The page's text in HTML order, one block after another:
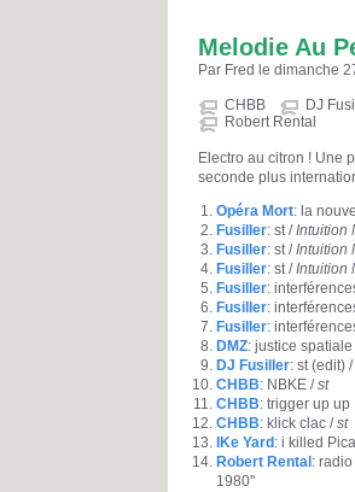
Melodie Au
Par Fred le dimanche
CHBB DJ
Robert Rental
Electro au citron ! Une
seconde plus
Opéra Mort: la
Fusiller: st /Intuition
Fusiller: st /Intuition
Fusiller: st /Intuition
Fusiller:
Fusiller:
Fusiller:
DMZ: justice
DJ Fusiller: st (edit) /
CHBB: NBKE /st
CHBB: trigger up up
CHBB: klick clac /st
IKe Yard : i killed
Robert Rental :
1980''